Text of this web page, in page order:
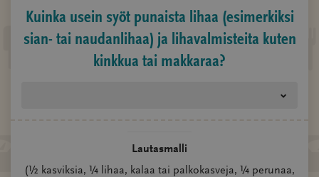
Kuinka usein syöt punaista lihaa (esimerkiksi
sian- tai naudanlihaa) ja lihavalmisteita kuten
kinkkua tai makkaraa?
Lautasmalli
(½ kasviksia, ¼ lihaa, kalaa tai palkokasveja, ¼ perunaa,